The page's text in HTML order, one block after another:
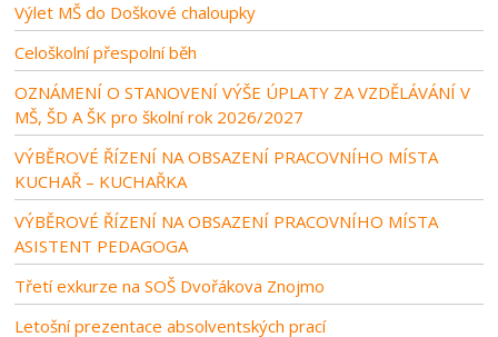
Výlet MŠ do Doškové chaloupky
Celoškolní přespolní běh
OZNÁMENÍ O STANOVENÍ VÝŠE ÚPLATY ZA VZDĚLÁVÁNÍ V
MŠ, ŠD A ŠK pro školní rok 2026/2027
VÝBĚROVÉ ŘÍZENÍ NA OBSAZENÍ PRACOVNÍHO MÍSTA
KUCHAŘ – KUCHAŘKA
VÝBĚROVÉ ŘÍZENÍ NA OBSAZENÍ PRACOVNÍHO MÍSTA
ASISTENT PEDAGOGA
Třetí exkurze na SOŠ Dvořákova Znojmo
Letošní prezentace absolventských prací